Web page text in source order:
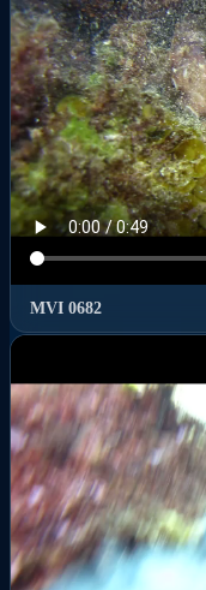
MVI 0682